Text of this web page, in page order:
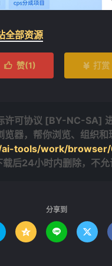
全部资源
 赞(1)  打赏
许可协议 [BY-NC-SA]
器，帮你浏览、组织和
tools/work/
后24小时内删除，不允
分享到
  